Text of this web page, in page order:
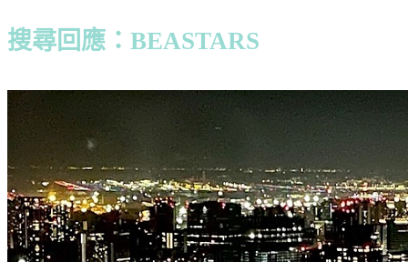
搜尋回應：BEASTARS